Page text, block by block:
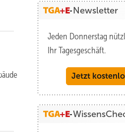
Newsletter
Jeden Donnerstag
Ihr Tagesgeschäft.
Jetzt